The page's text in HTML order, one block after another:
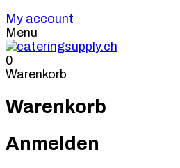
My account
Menu
0
Warenkorb
Warenkorb
Anmelden